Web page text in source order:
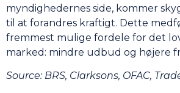
myndighedernes side, kommer
til at forandres kraftigt. Dette
fremmest mulige fordele for det
marked: mindre udbud og højere
Source: BRS, Clarksons, OFAC,